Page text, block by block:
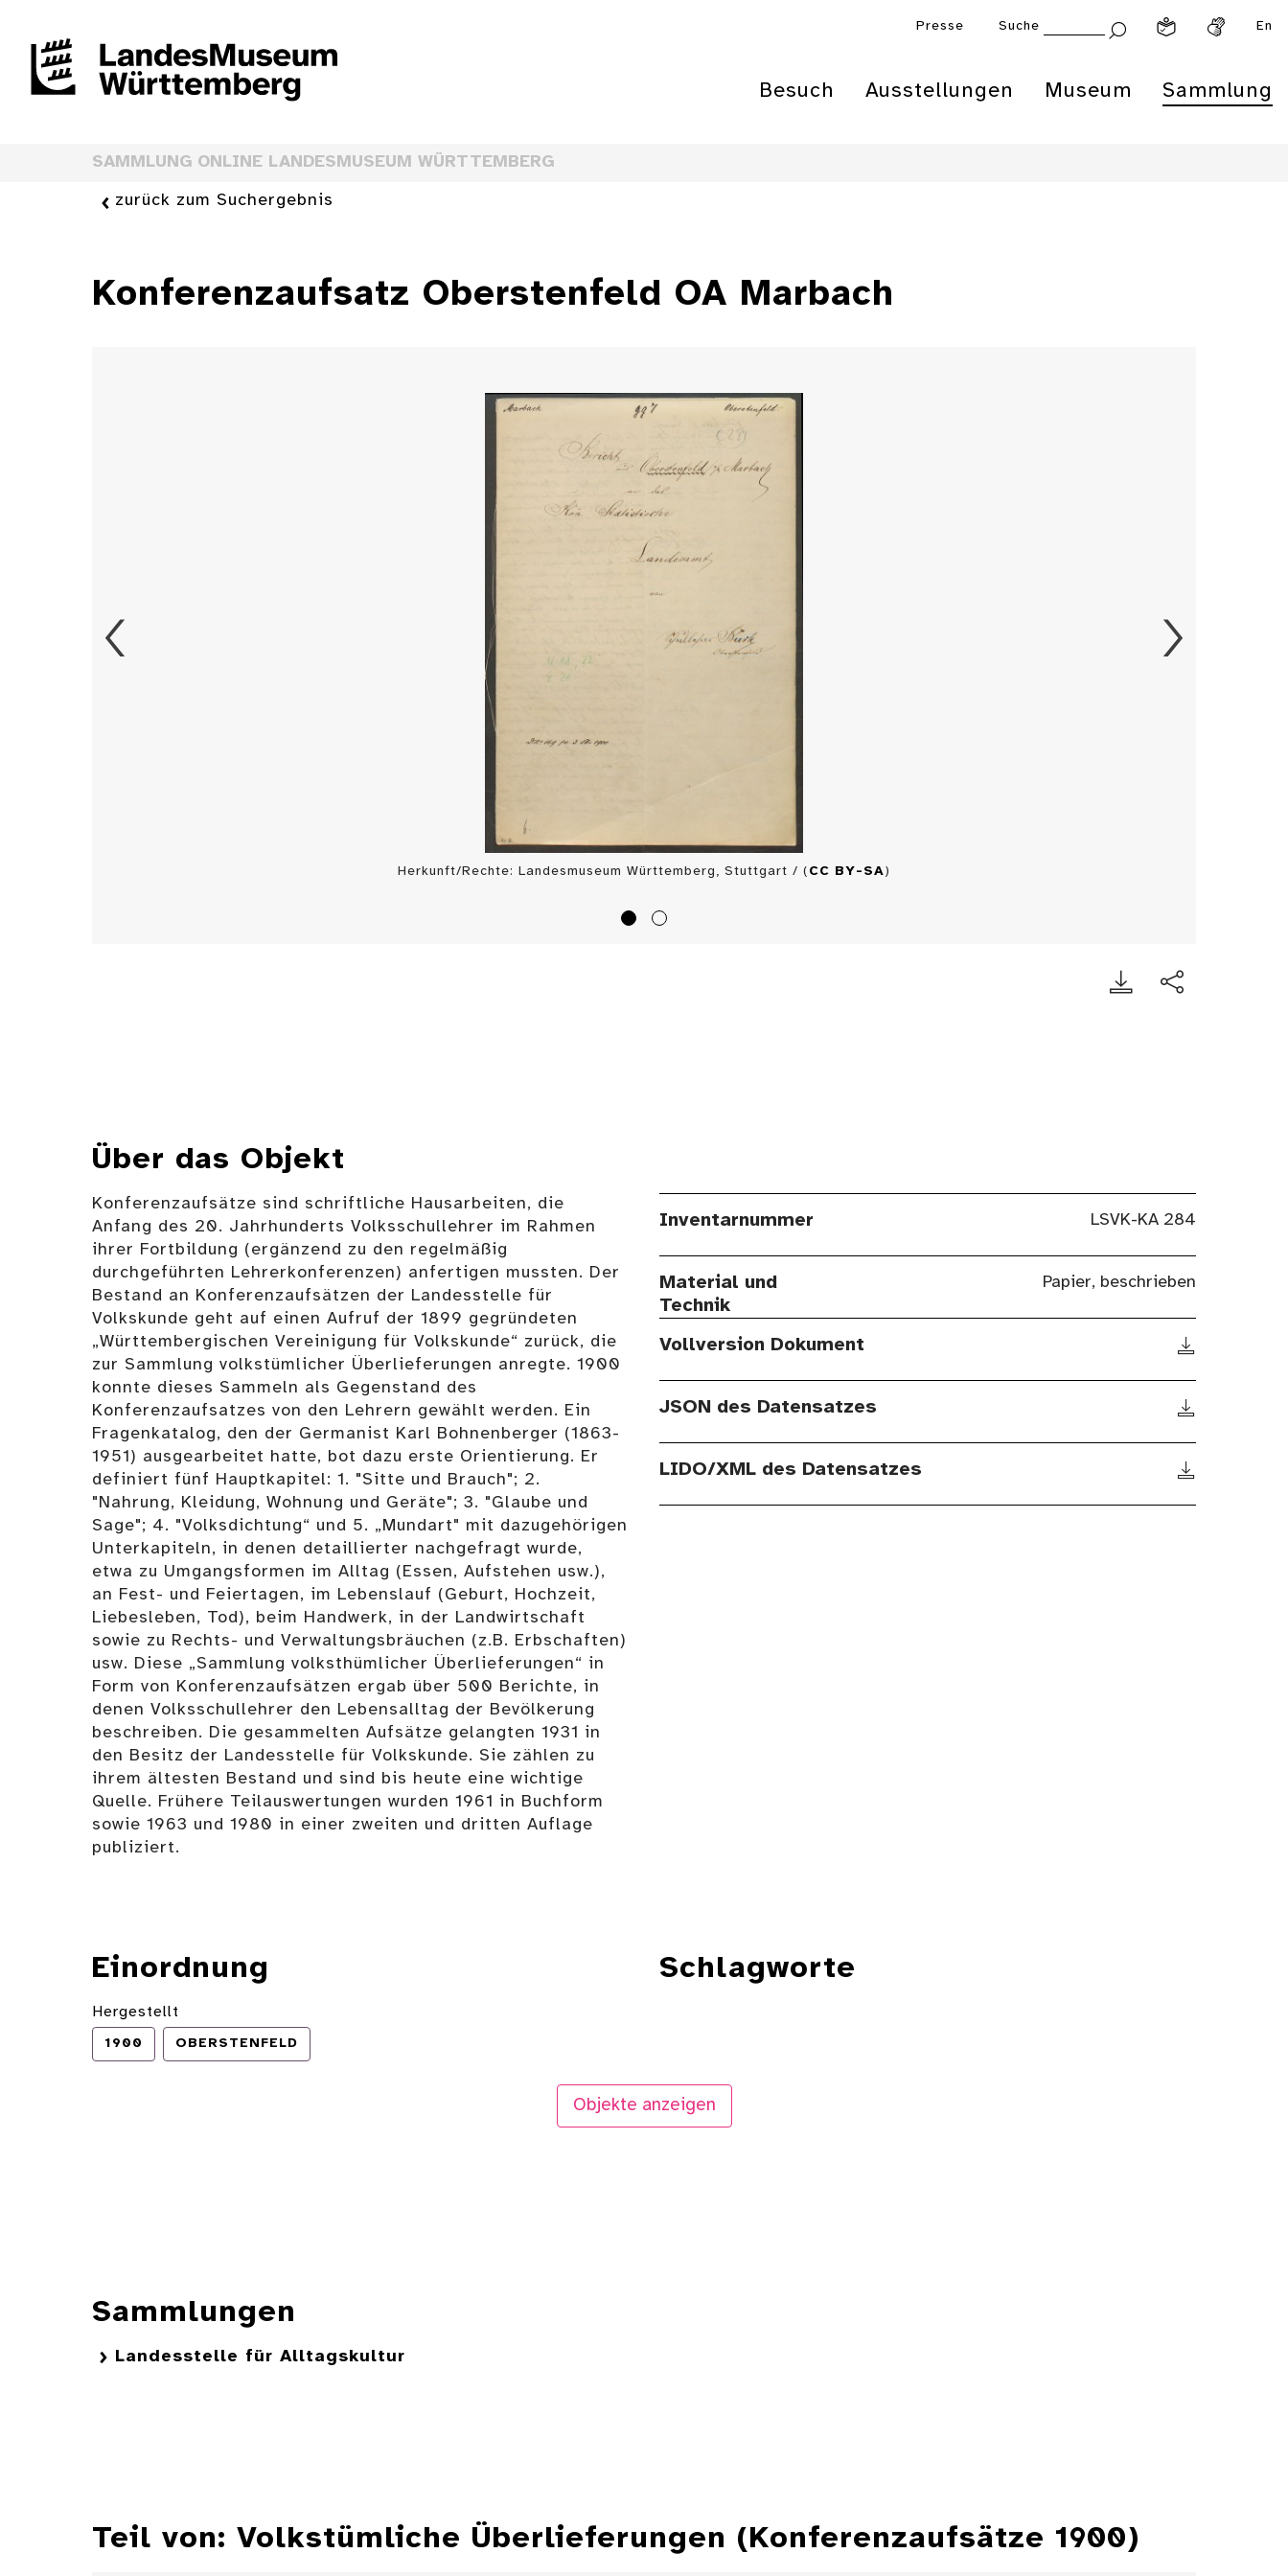
Presse Suche En
Besuch Ausstellungen Museum Sammlung
SAMMLUNG ONLINE LANDESMUSEUM WÜRTTEMBERG
zurück zum Suchergebnis
Konferenzaufsatz Oberstenfeld OA Marbach
Herkunft/Rechte: Landesmuseum Württemberg, Stuttgart / ( CC BY-SA)
Über das Objekt
Konferenzaufsätze sind schriftliche Hausarbeiten, die
Anfang des 20. Jahrhunderts Volksschullehrer im Rahmen
ihrer Fortbildung (ergänzend zu den regelmäßig
durchgeführten Lehrerkonferenzen) anfertigen mussten. Der
Bestand an Konferenzaufsätzen der Landesstelle für
Volkskunde geht auf einen Aufruf der 1899 gegründeten
„Württembergischen Vereinigung für Volkskunde“ zurück, die
zur Sammlung volkstümlicher Überlieferungen anregte. 1900
konnte dieses Sammeln als Gegenstand des
Konferenzaufsatzes von den Lehrern gewählt werden. Ein
Fragenkatalog, den der Germanist Karl Bohnenberger (1863-
1951) ausgearbeitet hatte, bot dazu erste Orientierung. Er
definiert fünf Hauptkapitel: 1. "Sitte und Brauch"; 2.
"Nahrung, Kleidung, Wohnung und Geräte"; 3. "Glaube und
Sage"; 4. "Volksdichtung“ und 5. „Mundart" mit dazugehörigen
Unterkapiteln, in denen detaillierter nachgefragt wurde,
etwa zu Umgangsformen im Alltag (Essen, Aufstehen usw.),
an Fest- und Feiertagen, im Lebenslauf (Geburt, Hochzeit,
Liebesleben, Tod), beim Handwerk, in der Landwirtschaft
sowie zu Rechts- und Verwaltungsbräuchen (z.B. Erbschaften)
usw. Diese „Sammlung volksthümlicher Überlieferungen“ in
Form von Konferenzaufsätzen ergab über 500 Berichte, in
denen Volksschullehrer den Lebensalltag der Bevölkerung
beschreiben. Die gesammelten Aufsätze gelangten 1931 in
den Besitz der Landesstelle für Volkskunde. Sie zählen zu
ihrem ältesten Bestand und sind bis heute eine wichtige
Quelle. Frühere Teilauswertungen wurden 1961 in Buchform
sowie 1963 und 1980 in einer zweiten und dritten Auflage
publiziert.
Inventarnummer LSVK-KA 284
Material und
Technik
Papier, beschrieben
Vollversion Dokument
JSON des Datensatzes
LIDO/XML des Datensatzes
Einordnung
Hergestellt
1900 OBERSTENFELD
Schlagworte
Objekte anzeigen
Sammlungen
Landesstelle für Alltagskultur
Teil von: Volkstümliche Überlieferungen (Konferenzaufsätze 1900)